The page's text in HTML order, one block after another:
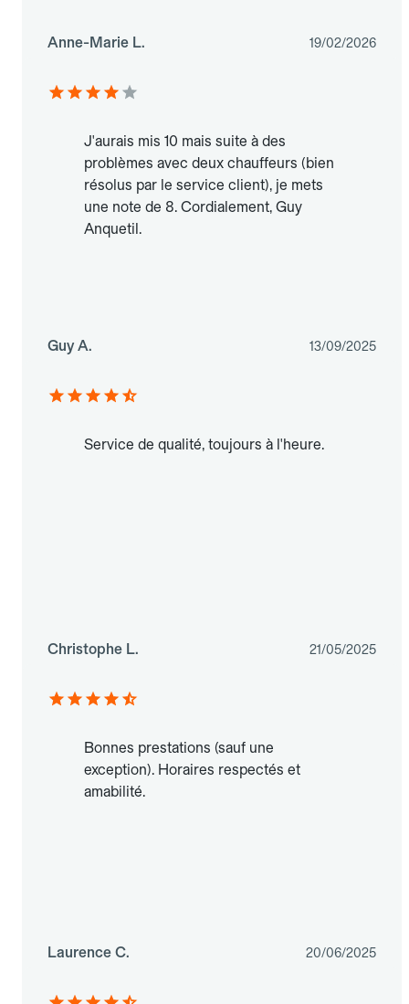
Anne-Marie L. 19/02/2026
J'aurais mis 10 mais suite à des
problèmes avec deux chauffeurs (bien
résolus par le service client), je mets
une note de 8. Cordialement, Guy
Anquetil.
Guy A. 13/09/2025
Service de qualité, toujours à l'heure.
Christophe L. 21/05/2025
Bonnes prestations (sauf une
exception). Horaires respectés et
amabilité.
Laurence C. 20/06/2025